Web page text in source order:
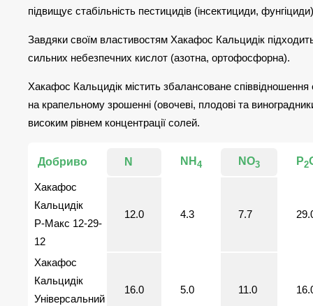
підвищує стабільність пестицидів (інсектициди,
Завдяки своїм властивостям Хакафос Кальцидік
сильних небезпечних кислот (азотна, ортофосфорна).
Хакафос Кальцидік містить збалансоване
на крапельному зрошенні (овочеві, плодові та
високим рівнем концентрації солей.
Добриво N NH 4 NO3 P2
Хакафос
Кальцидік
Р-Макс 12-29-
12
12.0 4.3 7.7
Хакафос
Кальцидік
Універсальний
16.0 5.0 11.0